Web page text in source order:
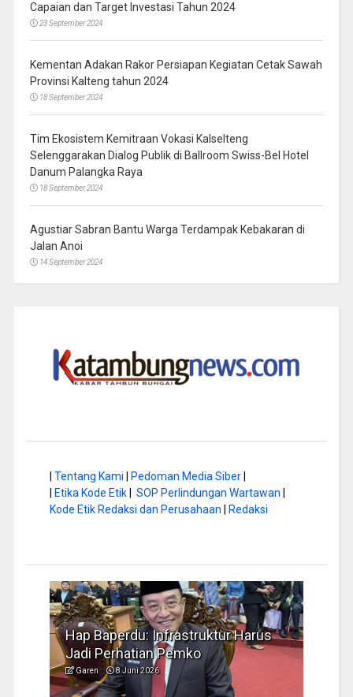
Capaian dan Target Investasi Tahun 2024
23 September 2024
Kementan Adakan Rakor Persiapan Kegiatan Cetak Sawah
Provinsi Kalteng tahun 2024
18 September 2024
Tim Ekosistem Kemitraan Vokasi Kalselteng
Selenggarakan Dialog Publik di Ballroom Swiss-Bel Hotel
Danum Palangka Raya
18 September 2024
Agustiar Sabran Bantu Warga Terdampak Kebakaran di
Jalan Anoi
14 September 2024
Tentang Kami Pedoman Media Siber|
Etika Kode Etik| SOP Perlindungan Wartawan
Kode Etik Redaksi dan Perusahaan
Redaksi
Hap Baperdu: Infrastruktur Harus
Jadi Perhatian Pemko
Garen 8 Juni 2026